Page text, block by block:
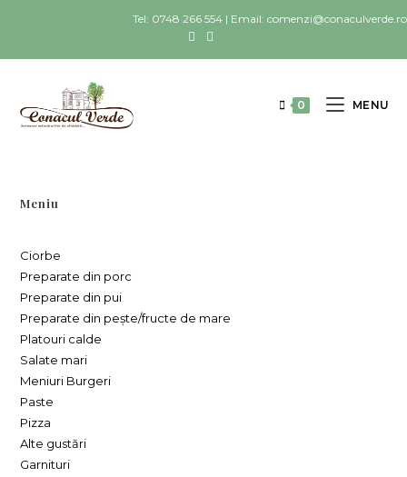
Tel: 0748 266 554 | Email: comenzi@conaculverde.ro
0 MENU
Meniu
Ciorbe
Preparate din porc
Preparate din pui
Preparate din pește/fructe de mare
Platouri calde
Salate mari
Meniuri Burgeri
Paste
Pizza
Alte gustări
Garnituri